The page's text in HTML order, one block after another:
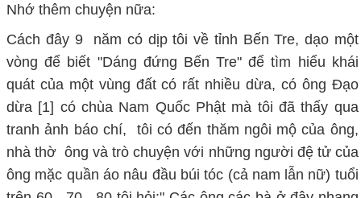
Nhớ thêm chuyện nữa:
Cách đây 9 năm có dịp tôi về tỉnh Bến Tre, dạo một
vòng để biết "Dáng đứng Bến Tre" để tìm hiểu khái
quát của một vùng đất có rất nhiều dừa, có ông Đạo
dừa [1] có chùa Nam Quốc Phật mà tôi đã thấy qua
tranh ảnh báo chí, tôi có đến thăm ngôi mộ của ông,
nhà thờ ông và trò chuyện với những người đệ tử của
ông mặc quần áo nâu đầu búi tóc (cả nam lẫn nữ) tuổi